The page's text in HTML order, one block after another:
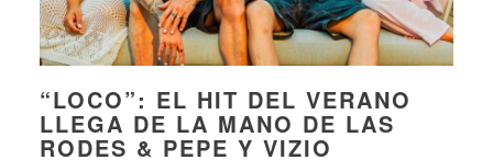
“LOCO”: EL HIT DEL VERANO
LLEGA DE LA MANO DE LAS
RODES & PEPE Y VIZIO